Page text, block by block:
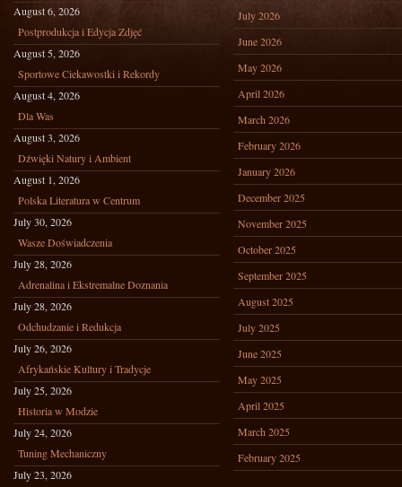
August 6, 2026
Postprodukcja i Edycja Zdjęć
August 5, 2026
Sportowe Ciekawostki i Rekordy
August 4, 2026
Dla Was
August 3, 2026
Dźwięki Natury i Ambient
August 1, 2026
Polska Literatura w Centrum
July 30, 2026
Wasze Doświadczenia
July 28, 2026
Adrenalina i Ekstremalne Doznania
July 28, 2026
Odchudzanie i Redukcja
July 26, 2026
Afrykańskie Kultury i Tradycje
July 25, 2026
Historia w Modzie
July 24, 2026
Tuning Mechaniczny
July 23, 2026
July 2026
June 2026
May 2026
April 2026
March 2026
February 2026
January 2026
December 2025
November 2025
October 2025
September 2025
August 2025
July 2025
June 2025
May 2025
April 2025
March 2025
February 2025